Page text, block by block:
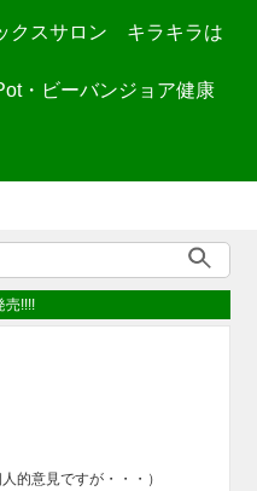
クスサロン キラキラは
・ビーバンジョア健康
売!!!!
的意見ですが・・・）